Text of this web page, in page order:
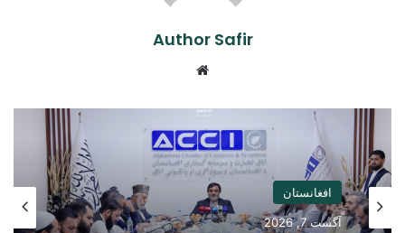
Author Safir
افغانستان
آگست 7, 2026